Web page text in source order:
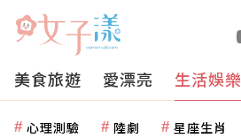
美食旅遊 愛漂亮 生活娛樂
心理測驗 陸劇 星座生肖